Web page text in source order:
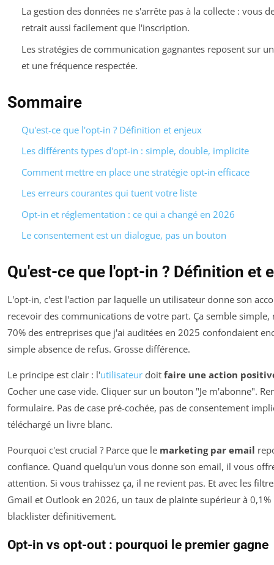
La gestion des données ne s'arrête pas à la collecte : vous
retrait aussi facilement que l'inscription.
Les stratégies de communication gagnantes reposent sur
et une fréquence respectée.
Sommaire
Qu'est-ce que l'opt-in ? Définition et enjeux
Les différents types d'opt-in : simple, double, implicite
Comment mettre en place une stratégie opt-in efficace
Les erreurs courantes qui tuent votre liste
Opt-in et réglementation : ce qui a changé en 2026
Le consentement est un dialogue, pas un bouton
Qu'est-ce que l'opt-in ? Définition et
L'opt-in, c'est l'action par laquelle un utilisateur donne son
recevoir des communications de votre part. Ça semble simple,
70% des entreprises que j'ai auditées en 2025 confondaient
simple absence de refus. Grosse différence.
Le principe est clair : l'utilisateur doit faire une action
Cocher une case vide. Cliquer sur un bouton "Je m'abonne".
formulaire. Pas de case pré-cochée, pas de consentement
téléchargé un livre blanc.
Pourquoi c'est crucial ? Parce que le marketing par email
confiance. Quand quelqu'un vous donne son email, il vous
attention. Si vous trahissez ça, il ne revient pas. Et avec les
Gmail et Outlook en 2026, un taux de plainte supérieur à
blacklister définitivement.
Opt-in vs opt-out : pourquoi le premier gagne